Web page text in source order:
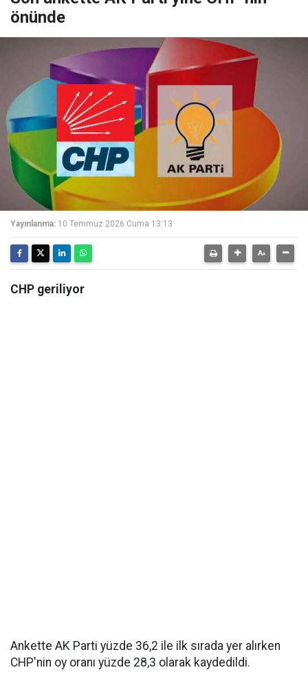
önünde
Yayınlanma: 10 Temmuz 2026 Cuma 13:13
CHP geriliyor
Ankette AK Parti yüzde 36,2 ile ilk sırada yer alırken
CHP'nin oy oranı yüzde 28,3 olarak kaydedildi.